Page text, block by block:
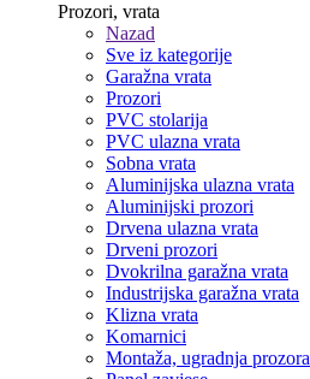
Prozori, vrata
Nazad
Sve iz kategorije
Garažna vrata
Prozori
PVC stolarija
PVC ulazna vrata
Sobna vrata
Aluminijska ulazna vrata
Aluminijski prozori
Drvena ulazna vrata
Drveni prozori
Dvokrilna garažna vrata
Industrijska garažna vrata
Klizna vrata
Komarnici
Montaža, ugradnja prozora